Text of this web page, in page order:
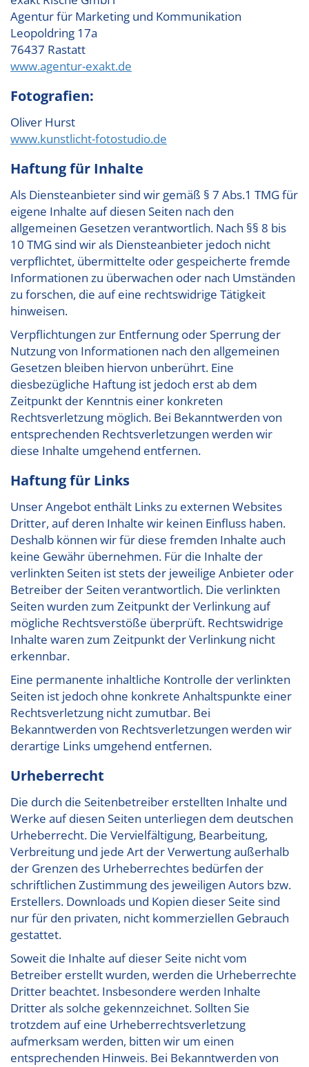
Agentur für Marketing und Kommunikation
Leopoldring 17a
76437 Rastatt
www.agentur-exakt.de
Fotografien:
Oliver Hurst
www.kunstlicht-fotostudio.de
Haftung für Inhalte
Als Diensteanbieter sind wir gemäß § 7 Abs.1 TMG für
eigene Inhalte auf diesen Seiten nach den
allgemeinen Gesetzen verantwortlich. Nach §§ 8 bis
10 TMG sind wir als Diensteanbieter jedoch nicht
verpflichtet, übermittelte oder gespeicherte fremde
Informationen zu überwachen oder nach Umständen
zu forschen, die auf eine rechtswidrige Tätigkeit
hinweisen.
Verpflichtungen zur Entfernung oder Sperrung der
Nutzung von Informationen nach den allgemeinen
Gesetzen bleiben hiervon unberührt. Eine
diesbezügliche Haftung ist jedoch erst ab dem
Zeitpunkt der Kenntnis einer konkreten
Rechtsverletzung möglich. Bei Bekanntwerden von
entsprechenden Rechtsverletzungen werden wir
diese Inhalte umgehend entfernen.
Haftung für Links
Unser Angebot enthält Links zu externen Websites
Dritter, auf deren Inhalte wir keinen Einfluss haben.
Deshalb können wir für diese fremden Inhalte auch
keine Gewähr übernehmen. Für die Inhalte der
verlinkten Seiten ist stets der jeweilige Anbieter oder
Betreiber der Seiten verantwortlich. Die verlinkten
Seiten wurden zum Zeitpunkt der Verlinkung auf
mögliche Rechtsverstöße überprüft. Rechtswidrige
Inhalte waren zum Zeitpunkt der Verlinkung nicht
erkennbar.
Eine permanente inhaltliche Kontrolle der verlinkten
Seiten ist jedoch ohne konkrete Anhaltspunkte einer
Rechtsverletzung nicht zumutbar. Bei
Bekanntwerden von Rechtsverletzungen werden wir
derartige Links umgehend entfernen.
Urheberrecht
Die durch die Seitenbetreiber erstellten Inhalte und
Werke auf diesen Seiten unterliegen dem deutschen
Urheberrecht. Die Vervielfältigung, Bearbeitung,
Verbreitung und jede Art der Verwertung außerhalb
der Grenzen des Urheberrechtes bedürfen der
schriftlichen Zustimmung des jeweiligen Autors bzw.
Erstellers. Downloads und Kopien dieser Seite sind
nur für den privaten, nicht kommerziellen Gebrauch
gestattet.
Soweit die Inhalte auf dieser Seite nicht vom
Betreiber erstellt wurden, werden die Urheberrechte
Dritter beachtet. Insbesondere werden Inhalte
Dritter als solche gekennzeichnet. Sollten Sie
trotzdem auf eine Urheberrechtsverletzung
aufmerksam werden, bitten wir um einen
entsprechenden Hinweis. Bei Bekanntwerden von